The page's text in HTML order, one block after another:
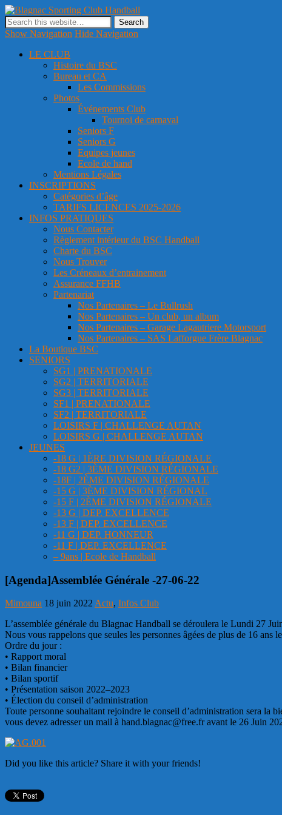
Site officiel du club de handball de Blagnac
Show Navigation Hide Navigation
LE CLUB
Histoire du BSC
Bureau et CA
Les Commissions
Photos
Événements Club
Tournoi de carnaval
Seniors F
Seniors G
Equipes jeunes
Ecole de hand
Mentions Légales
INSCRIPTIONS
Catégories d’âge
TARIFS LICENCES 2025-2026
INFOS PRATIQUES
Nous Contacter
Règlement intérieur du BSC Handball
Charte du BSC
Nous Trouver
Les Créneaux d’entrainement
Assurance FFHB
Partenariat
Nos Partenaires – Le Bullrush
Nos Partenaires – Un club, un album
Nos Partenaires – Garage Lagautriere Motorsport
Nos Partenaires – SAS Lafforgue Frère Blagnac
La Boutique BSC
SENIORS
SG1 | PRENATIONALE
SG2 | TERRITORIALE
SG3 | TERRITORIALE
SF1 | PRENATIONALE
SF2 | TERRITORIALE
LOISIRS F | CHALLENGE AUTAN
LOISIRS G | CHALLENGE AUTAN
JEUNES
-18 G | 1ÈRE DIVISION RÉGIONALE
-18 G2 | 3ÈME DIVISION RÉGIONALE
-18F | 2ÈME DIVISION RÉGIONALE
-15 G | 3ÈME DIVISION RÉGIONAL
-15 F | 2ÈME DIVISION RÉGIONALE
-13 G | DEP. EXCELLENCE
-13 F | DEP. EXCELLENCE
-11 G | DEP. HONNEUR
-11 F | DEP. EXCELLENCE
– 9ans | Ecole de Handball
[Agenda]Assemblée Générale -27-06-22
Mimouna 18 juin 2022Actu, Infos Club
L’assemblée générale du Blagnac Handball se déroulera le Lundi 27
Nous vous rappelons que seules les personnes âgées de plus de 16 ans
Ordre du jour :
• Rapport moral
• Bilan financier
• Bilan sportif
• Présentation saison 2022–2023
• Élection du conseil d’administration
Toute personne souhaitant rejoindre le conseil d’administration sera la
vous devez adresser un mail à hand.blagnac@free.fr avant le 26 Juin
Did you like this article? Share it with your friends!